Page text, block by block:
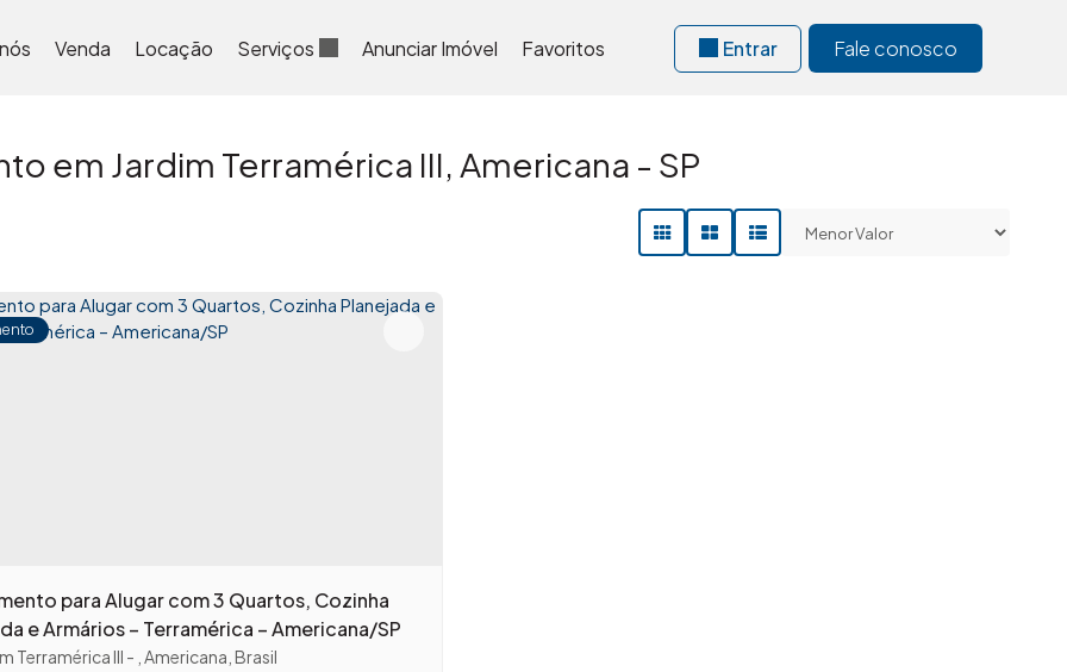
Fale conosco
Entrar
Favoritos
Anunciar Imóvel
Serviços
Locação
Venda
em Jardim Terramérica III, Americana - SP
para Alugar com 3 Quartos, Cozinha
e Armários – Terramérica – Americana/SP
Terramérica III Americana Brasil